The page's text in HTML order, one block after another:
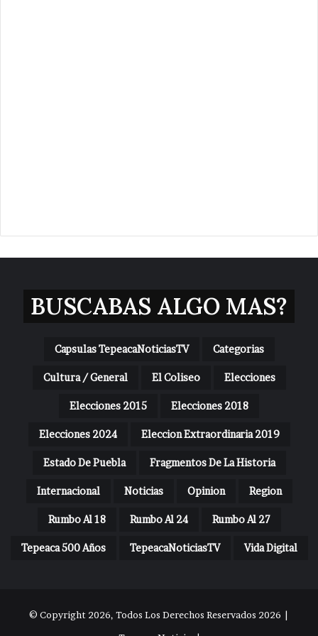
BUSCABAS ALGO MAS?
Capsulas TepeacaNoticiasTV Categorias
Cultura / General El Coliseo Elecciones
Elecciones 2015 Elecciones 2018
Elecciones 2024 Eleccion Extraordinaria 2019
Estado De Puebla Fragmentos De La Historia
Internacional Noticias Opinion Region
Rumbo Al 18 Rumbo Al 24 Rumbo Al 27
Tepeaca 500 Años TepeacaNoticiasTV Vida Digital
© Copyright 2026, Todos Los Derechos Reservados 2026 |